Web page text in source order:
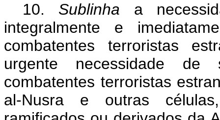
10. Sublinha a
integralmente e
combatentes terroristas
urgente necessidade
combatentes terroristas
al-Nusra e outras